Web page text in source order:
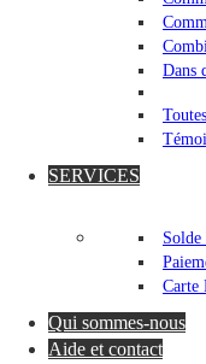
Dans
SERVICES
Carte
Qui sommes-nous
Aide et contact